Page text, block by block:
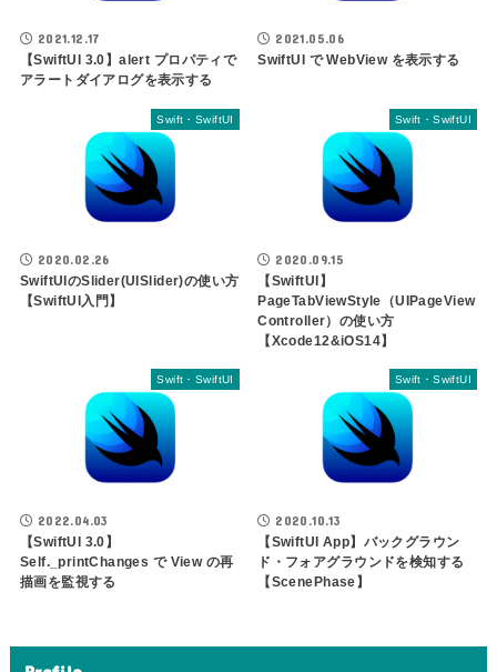
2021.12.17
【SwiftUI 3.0】alert プロパティで
アラートダイアログを表示する
2021.05.06
SwiftUI で WebView を表示する
Swift・SwiftUI
2020.02.26
SwiftUIのSlider(UISlider)の使い方
【SwiftUI入門】
Swift・SwiftUI
2020.09.15
【SwiftUI】
PageTabViewStyle（UIPageView
Controller）の使い方
【Xcode12&iOS14】
Swift・SwiftUI
2022.04.03
【SwiftUI 3.0】
Self._printChanges で View の再
描画を監視する
Swift・SwiftUI
2020.10.13
【SwiftUI App】バックグラウン
ド・フォアグラウンドを検知する
【ScenePhase】